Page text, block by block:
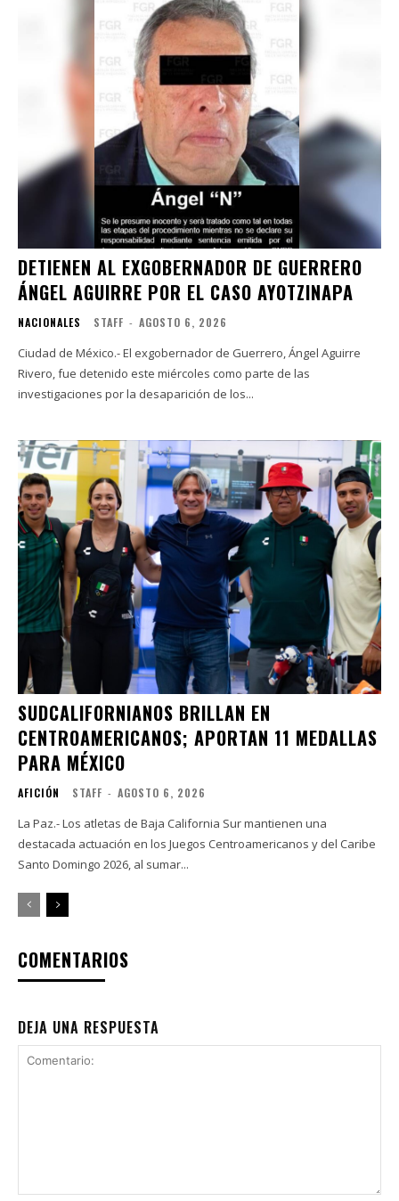
DETIENEN AL EXGOBERNADOR DE GUERRERO
ÁNGEL AGUIRRE POR EL CASO AYOTZINAPA
NACIONALES STAFF - AGOSTO 6, 2026
Ciudad de México.- El exgobernador de Guerrero, Ángel Aguirre
Rivero, fue detenido este miércoles como parte de las
investigaciones por la desaparición de los...
SUDCALIFORNIANOS BRILLAN EN
CENTROAMERICANOS; APORTAN 11 MEDALLAS
PARA MÉXICO
AFICIÓN STAFF - AGOSTO 6, 2026
La Paz.- Los atletas de Baja California Sur mantienen una
destacada actuación en los Juegos Centroamericanos y del Caribe
Santo Domingo 2026, al sumar...
COMENTARIOS
DEJA UNA RESPUESTA